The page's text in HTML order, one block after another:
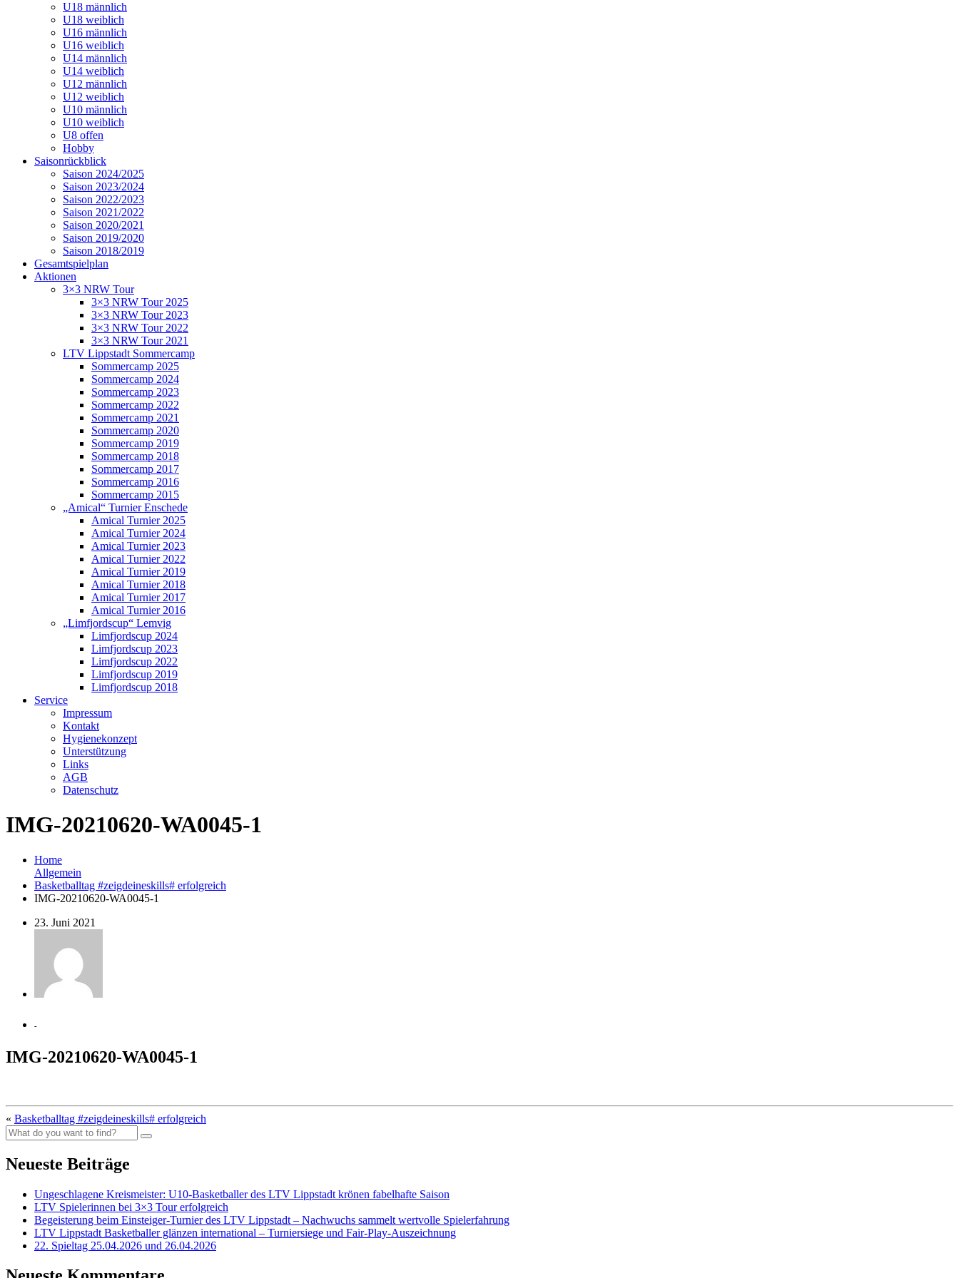
U18 männlich
U18 weiblich
U16 männlich
U16 weiblich
U14 männlich
U14 weiblich
U12 männlich
U12 weiblich
U10 männlich
U10 weiblich
U8 offen
Hobby
Saisonrückblick
Saison 2024/2025
Saison 2023/2024
Saison 2022/2023
Saison 2021/2022
Saison 2020/2021
Saison 2019/2020
Saison 2018/2019
Gesamtspielplan
Aktionen
3×3 NRW Tour
3×3 NRW Tour 2025
3×3 NRW Tour 2023
3×3 NRW Tour 2022
3×3 NRW Tour 2021
LTV Lippstadt Sommercamp
Sommercamp 2025
Sommercamp 2024
Sommercamp 2023
Sommercamp 2022
Sommercamp 2021
Sommercamp 2020
Sommercamp 2019
Sommercamp 2018
Sommercamp 2017
Sommercamp 2016
Sommercamp 2015
„Amical“ Turnier Enschede
Amical Turnier 2025
Amical Turnier 2024
Amical Turnier 2023
Amical Turnier 2022
Amical Turnier 2019
Amical Turnier 2018
Amical Turnier 2017
Amical Turnier 2016
„Limfjordscup“ Lemvig
Limfjordscup 2024
Limfjordscup 2023
Limfjordscup 2022
Limfjordscup 2019
Limfjordscup 2018
Service
Impressum
Kontakt
Hygienekonzept
Unterstützung
Links
AGB
Datenschutz
IMG-20210620-WA0045-1
Home
Allgemein
Basketballtag #zeigdeineskills# erfolgreich
IMG-20210620-WA0045-1
23. Juni 2021
-
IMG-20210620-WA0045-1
« Basketballtag #zeigdeineskills# erfolgreich
Neueste Beiträge
Ungeschlagene Kreismeister: U10-Basketballer des LTV Lippstadt krönen fabelhafte Saison
LTV Spielerinnen bei 3×3 Tour erfolgreich
Begeisterung beim Einsteiger-Turnier des LTV Lippstadt – Nachwuchs sammelt wertvolle Spielerfahrung
LTV Lippstadt Basketballer glänzen international – Turniersiege und Fair-Play-Auszeichnung
22. Spieltag 25.04.2026 und 26.04.2026